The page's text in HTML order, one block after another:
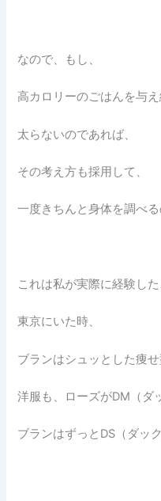
なので、もし、
高カロリーのごはんを与
太らないのであれば、
その考え方も採用して、
一度きちんと身体を調べる
これは私が実際に経験した
東京にいた時、
ブランはシュッとした痩せ
洋服も、ローズがDM（ダ
ブランはずっとDS（ダッ